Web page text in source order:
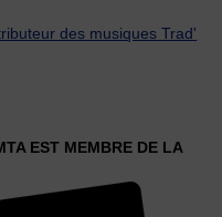
des musiques Trad'
EST MEMBRE DE LA